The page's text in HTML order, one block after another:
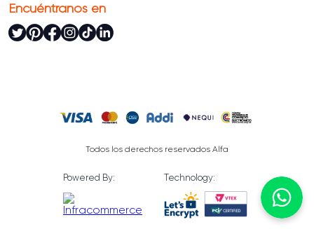
Encuéntranos en
Todos los derechos reservados Alfa
Powered By: Technology: